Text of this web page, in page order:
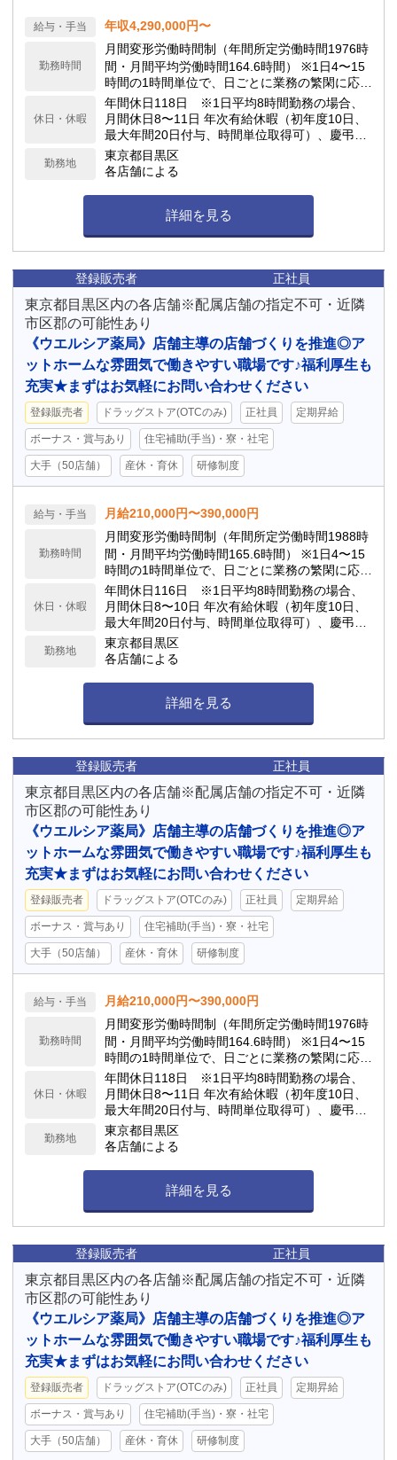
給与・手当 年収4,290,000円〜
勤務時間
月間変形労働時間制（年間所定労働時間1976時
間・月間平均労働時間164.6時間） ※1日4〜15
時間の1時間単位で、日ごとに業務の繁閑に応じ
て勤務時間を設定します。
休日・休暇
年間休日118日 ※1日平均8時間勤務の場合、
月間休日8〜11日 年次有給休暇（初年度10日、
最大年間20日付与、時間単位取得可）、慶弔休
暇、子の看護休暇、介護休暇 他
勤務地
東京都目黒区
各店舗による
詳細を見る
登録販売者 正社員
東京都目黒区内の各店舗※配属店舗の指定不可・近隣
市区郡の可能性あり
《ウエルシア薬局》店舗主導の店舗づくりを推進◎ア
ットホームな雰囲気で働きやすい職場です♪福利厚生も
充実★まずはお気軽にお問い合わせください
登録販売者 ドラッグストア(OTCのみ) 正社員 定期昇給
ボーナス・賞与あり 住宅補助(手当)・寮・社宅
大手（50店舗） 産休・育休 研修制度
給与・手当 月給210,000円〜390,000円
勤務時間
月間変形労働時間制（年間所定労働時間1988時
間・月間平均労働時間165.6時間） ※1日4〜15
時間の1時間単位で、日ごとに業務の繁閑に応じ
て勤務時間を設定します。
休日・休暇
年間休日116日 ※1日平均8時間勤務の場合、
月間休日8〜10日 年次有給休暇（初年度10日、
最大年間20日付与、時間単位取得可）、慶弔休
暇、子の看護休暇、介護休暇 他
勤務地
東京都目黒区
各店舗による
詳細を見る
登録販売者 正社員
東京都目黒区内の各店舗※配属店舗の指定不可・近隣
市区郡の可能性あり
《ウエルシア薬局》店舗主導の店舗づくりを推進◎ア
ットホームな雰囲気で働きやすい職場です♪福利厚生も
充実★まずはお気軽にお問い合わせください
登録販売者 ドラッグストア(OTCのみ) 正社員 定期昇給
ボーナス・賞与あり 住宅補助(手当)・寮・社宅
大手（50店舗） 産休・育休 研修制度
給与・手当 月給210,000円〜390,000円
勤務時間
月間変形労働時間制（年間所定労働時間1976時
間・月間平均労働時間164.6時間） ※1日4〜15
時間の1時間単位で、日ごとに業務の繁閑に応じ
て勤務時間を設定します。
休日・休暇
年間休日118日 ※1日平均8時間勤務の場合、
月間休日8〜11日 年次有給休暇（初年度10日、
最大年間20日付与、時間単位取得可）、慶弔休
暇、子の看護休暇、介護休暇 他
勤務地
東京都目黒区
各店舗による
詳細を見る
登録販売者 正社員
東京都目黒区内の各店舗※配属店舗の指定不可・近隣
市区郡の可能性あり
《ウエルシア薬局》店舗主導の店舗づくりを推進◎ア
ットホームな雰囲気で働きやすい職場です♪福利厚生も
充実★まずはお気軽にお問い合わせください
登録販売者 ドラッグストア(OTCのみ) 正社員 定期昇給
ボーナス・賞与あり 住宅補助(手当)・寮・社宅
大手（50店舗） 産休・育休 研修制度